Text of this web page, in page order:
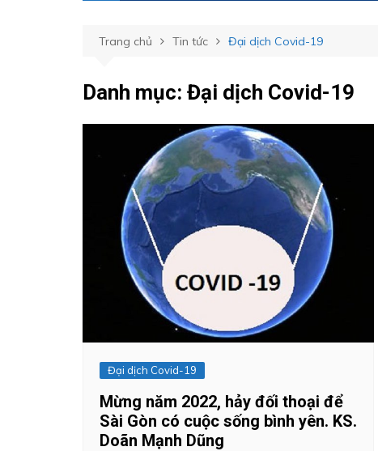
Trang chủ Tin tức Đại dịch Covid-19
Danh mục: Đại dịch Covid-19
Đại dịch Covid-19
Mừng năm 2022, hảy đối thoại để
Sài Gòn có cuộc sống bình yên. KS.
Doãn Mạnh Dũng